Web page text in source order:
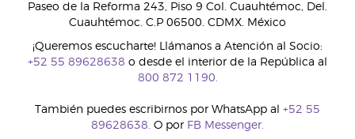
Paseo de la Reforma 243, Piso 9 Col. Cuauhtémoc, Del.
Cuauhtémoc. C.P 06500. CDMX. México
¡Queremos escucharte! Llámanos a Atención al Socio:
+52 55 89628638 o desde el interior de la República al
800 872 1190.
También puedes escribirnos por WhatsApp al +52 55
89628638. O por FB Messenger.